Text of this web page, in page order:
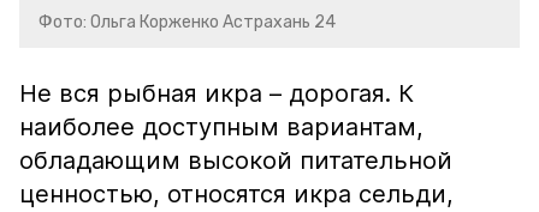
Фото: Ольга Корженко Астрахань 24
Не вся рыбная икра – дорогая. К
наиболее доступным вариантам,
обладающим высокой питательной
ценностью, относятся икра сельди,